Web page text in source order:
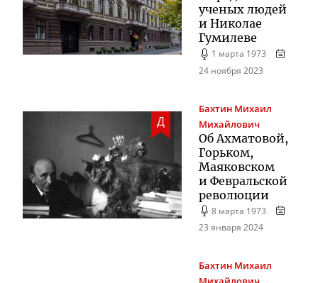
ученых людей
и Николае
Гумилеве
1 марта 1973
24 ноября 2023
Д
Бахтин Михаил
Михайлович
Об Ахматовой,
Горьком,
Маяковском
и Февральской
революции
8 марта 1973
23 января 2024
Бахтин Михаил